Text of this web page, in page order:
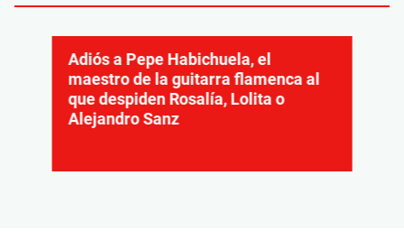
Adiós a Pepe Habichuela, el
maestro de la guitarra flamenca al
que despiden Rosalía, Lolita o
Alejandro Sanz